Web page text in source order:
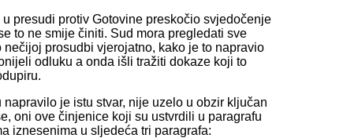
presudi protiv Gotovine preskočio svjedočenje
to ne smije činiti. Sud mora pregledati sve
prosudbi vjerojatno, kako je to napravio
odluku a onda išli tražiti dokaze koji to
je istu stvar, nije uzelo u obzir ključan
oni ove činjenice koji su ustvrdili u paragrafu
iznesenima u sljedeća tri paragrafa: